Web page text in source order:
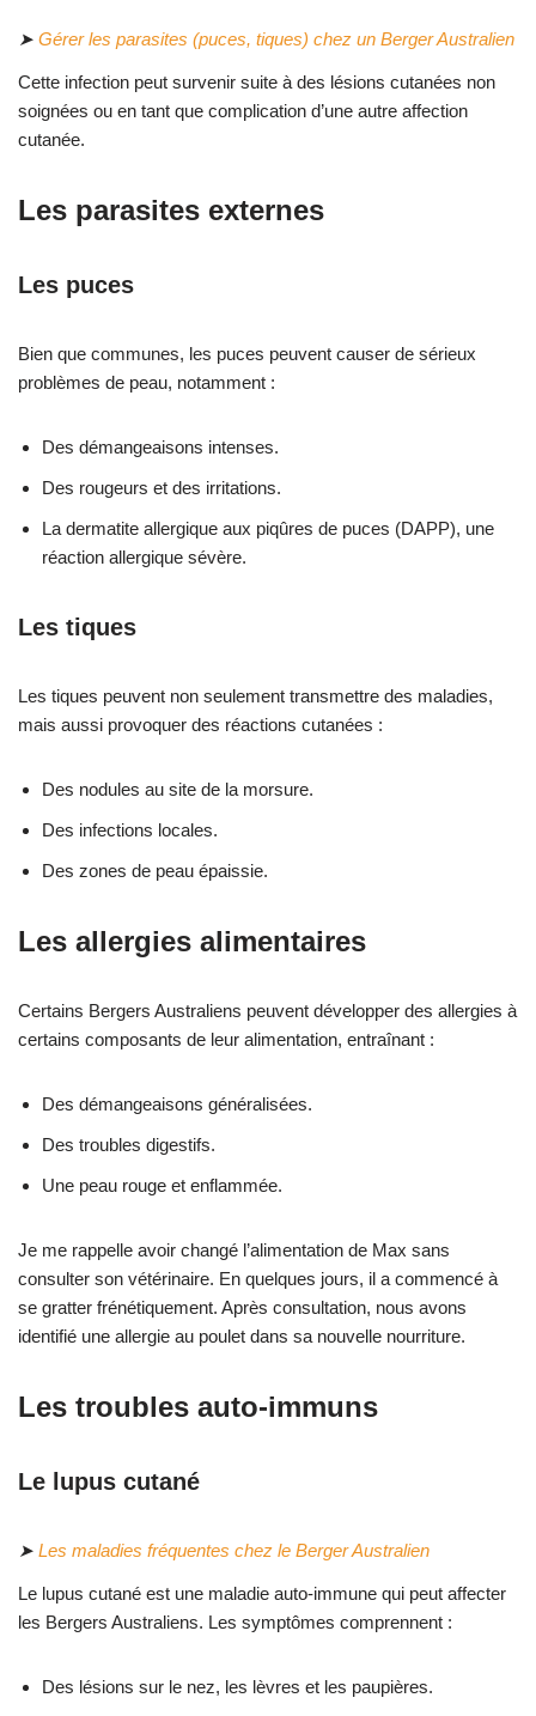
➤ Gérer les parasites (puces, tiques) chez un Berger Australien
Cette infection peut survenir suite à des lésions cutanées non
soignées ou en tant que complication d’une autre affection
cutanée.
Les parasites externes
Les puces
Bien que communes, les puces peuvent causer de sérieux
problèmes de peau, notamment :
Des démangeaisons intenses.
Des rougeurs et des irritations.
La dermatite allergique aux piqûres de puces (DAPP), une
réaction allergique sévère.
Les tiques
Les tiques peuvent non seulement transmettre des maladies,
mais aussi provoquer des réactions cutanées :
Des nodules au site de la morsure.
Des infections locales.
Des zones de peau épaissie.
Les allergies alimentaires
Certains Bergers Australiens peuvent développer des allergies à
certains composants de leur alimentation, entraînant :
Des démangeaisons généralisées.
Des troubles digestifs.
Une peau rouge et enflammée.
Je me rappelle avoir changé l’alimentation de Max sans
consulter son vétérinaire. En quelques jours, il a commencé à
se gratter frénétiquement. Après consultation, nous avons
identifié une allergie au poulet dans sa nouvelle nourriture.
Les troubles auto-immuns
Le lupus cutané
➤ Les maladies fréquentes chez le Berger Australien
Le lupus cutané est une maladie auto-immune qui peut affecter
les Bergers Australiens. Les symptômes comprennent :
Des lésions sur le nez, les lèvres et les paupières.